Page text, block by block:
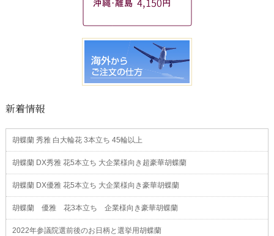
新着情報
胡蝶蘭 秀雅 白大輪花 3本立ち 45輪以上
胡蝶蘭 DX秀雅 花5本立ち 大企業様向き超豪華胡蝶蘭
胡蝶蘭 DX優雅 花5本立ち 大企業様向き豪華胡蝶蘭
胡蝶蘭 優雅 花3本立ち 企業様向き豪華胡蝶蘭
2022年参議院選前後のお日柄と選挙用胡蝶蘭